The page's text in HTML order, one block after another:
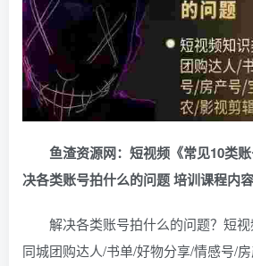
鱼渣资源网：短视频《常见10类
决各类账号拍什么的问题 培训课程内容
解决各类账号拍什么的问题？短
同城团购达人/书单/好物分享/情感号/